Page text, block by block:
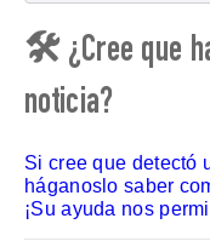
🛠 ¿Cree que
noticia?
Si cree que detectó
háganoslo saber
¡Su ayuda nos